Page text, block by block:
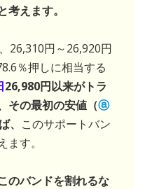
えます。
26,310円～26,920円
％押しに相当する
26,980円以来がトラ
その最初の安値（ⓐ
、 このサポートバン
す。
のバンドを割れるな